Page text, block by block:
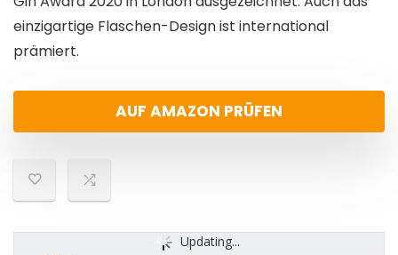
einzigartige Flaschen-Design ist international
prämiert.
AUF AMAZON PRÜFEN
Updating...